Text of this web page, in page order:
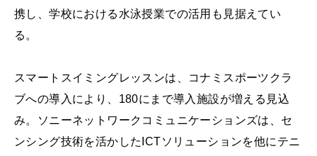
携し、学校における水泳授業での活用も見据えてい
る。
スマートスイミングレッスンは、コナミスポーツクラ
ブへの導入により、180にまで導入施設が増える見込
み。ソニーネットワークコミュニケーションズは、セ
ンシング技術を活かしたICTソリューションを他にテニ